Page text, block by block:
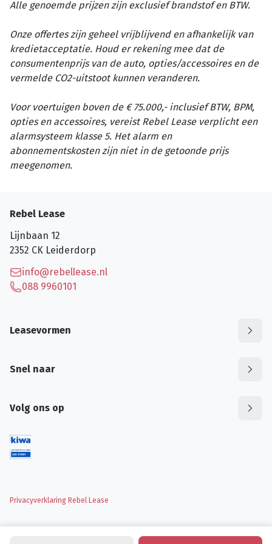
Alle genoemde prijzen zijn exclusief brandstof en BTW.
Onze offertes zijn geheel vrijblijvend en afhankelijk van
kredietacceptatie. Houd er rekening mee dat de
consumentenprijs van de auto, opties/accessoires en de
vermelde CO2-uitstoot kunnen veranderen.
Voor voertuigen boven de € 75.000,- inclusief BTW, BPM,
opties en accessoires, vereist Rebel Lease verplicht een
alarmsysteem klasse 5. Het alarm en
abonnementskosten zijn niet in de getoonde prijs
meegenomen.
Rebel Lease
Lijnbaan 12
2352 CK Leiderdorp
info@rebellease.nl
088 9960101
Leasevormen
Snel naar
Volg ons op
Privacyverklaring Rebel Lease